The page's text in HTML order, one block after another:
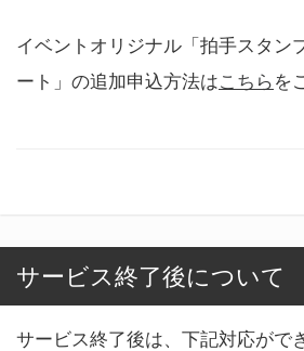
イベントオリジナル「拍手スタン
ート」の追加申込方法はこちら を
サービス終了後について
サービス終了後は、下記対応がで